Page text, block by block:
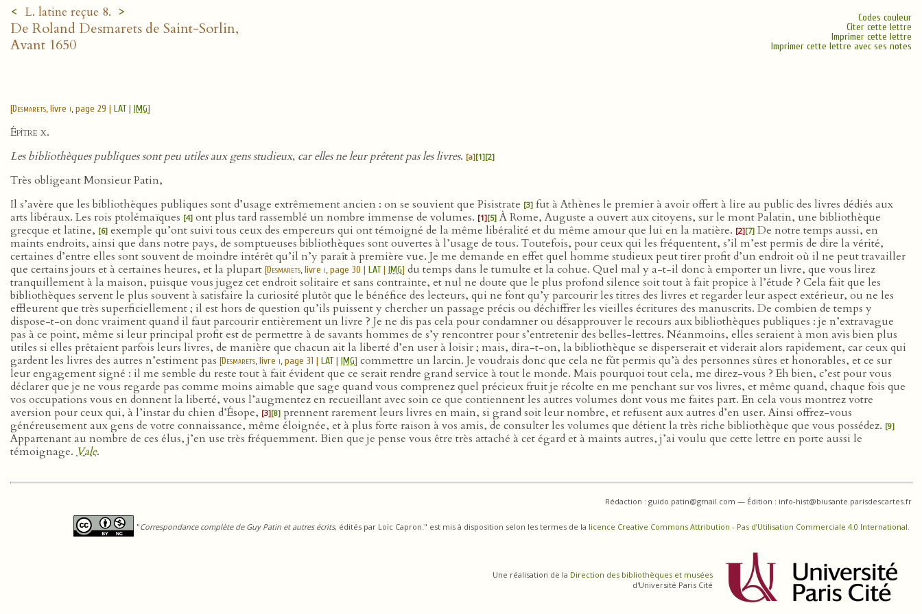
< L. latine reçue 8. >
De Roland Desmarets de Saint-Sorlin,
Avant 1650
Codes couleur
Citer cette lettre
Imprimer cette lettre
Imprimer cette lettre avec ses notes
[Desmarets, livre i, page 29 | LAT| IMG]
Épître x.
Les bibliothèques publiques sont peu utiles aux gens studieux, car elles ne leur prêtent pas les livres. [a][1][2]
Très obligeant Monsieur Patin,
Il s’avère que les bibliothèques publiques sont d’usage extrêmement ancien : on se souvient que Pisistrate [3] fut à Athènes le premier à avoir offert à lire au public des livres dédiés aux
arts libéraux. Les rois ptolémaïques [4] ont plus tard rassemblé un nombre immense de volumes. [1][5] À Rome, Auguste a ouvert aux citoyens, sur le mont Palatin, une bibliothèque
grecque et latine, [6] exemple qu’ont suivi tous ceux des empereurs qui ont témoigné de la même libéralité et du même amour que lui en la matière. [2][7] De notre temps aussi, en
maints endroits, ainsi que dans notre pays, de somptueuses bibliothèques sont ouvertes à l’usage de tous. Toutefois, pour ceux qui les fréquentent, s’il m’est permis de dire la vérité,
certaines d’entre elles sont souvent de moindre intérêt qu’il n’y paraît à première vue. Je me demande en effet quel homme studieux peut tirer profit d’un endroit où il ne peut travailler
que certains jours et à certaines heures, et la plupart [Desmarets, livre i, page 30 | LAT| IMG] du temps dans le tumulte et la cohue. Quel mal y a-t-il donc à emporter un livre, que vous lirez
tranquillement à la maison, puisque vous jugez cet endroit solitaire et sans contrainte, et nul ne doute que le plus profond silence soit tout à fait propice à l’étude ? Cela fait que les
bibliothèques servent le plus souvent à satisfaire la curiosité plutôt que le bénéfice des lecteurs, qui ne font qu’y parcourir les titres des livres et regarder leur aspect extérieur, ou ne les
effleurent que très superficiellement ; il est hors de question qu’ils puissent y chercher un passage précis ou déchiffrer les vieilles écritures des manuscrits. De combien de temps y
dispose-t-on donc vraiment quand il faut parcourir entièrement un livre ? Je ne dis pas cela pour condamner ou désapprouver le recours aux bibliothèques publiques : je n’extravague
pas à ce point, même si leur principal profit est de permettre à de savants hommes de s’y rencontrer pour s’entretenir des belles-lettres. Néanmoins, elles seraient à mon avis bien plus
utiles si elles prêtaient parfois leurs livres, de manière que chacun ait la liberté d’en user à loisir ; mais, dira-t-on, la bibliothèque se disperserait et viderait alors rapidement, car ceux qui
gardent les livres des autres n’estiment pas [Desmarets, livre i, page 31 | LAT| IMG] commettre un larcin. Je voudrais donc que cela ne fût permis qu’à des personnes sûres et honorables, et ce sur
leur engagement signé : il me semble du reste tout à fait évident que ce serait rendre grand service à tout le monde. Mais pourquoi tout cela, me direz-vous ? Eh bien, c’est pour vous
déclarer que je ne vous regarde pas comme moins aimable que sage quand vous comprenez quel précieux fruit je récolte en me penchant sur vos livres, et même quand, chaque fois que
vos occupations vous en donnent la liberté, vous l’augmentez en recueillant avec soin ce que contiennent les autres volumes dont vous me faites part. En cela vous montrez votre
aversion pour ceux qui, à l’instar du chien d’Ésope, [3][8] prennent rarement leurs livres en main, si grand soit leur nombre, et refusent aux autres d’en user. Ainsi offrez-vous
généreusement aux gens de votre connaissance, même éloignée, et à plus forte raison à vos amis, de consulter les volumes que détient la très riche bibliothèque que vous possédez. [9]
Appartenant au nombre de ces élus, j’en use très fréquemment. Bien que je pense vous être très attaché à cet égard et à maints autres, j’ai voulu que cette lettre en porte aussi le
témoignage. Vale.
Rédaction : guido.patin@gmail.com — Édition : info-hist@biusante.parisdescartes.fr
"Correspondance complète de Guy Patin et autres écrits, édités par Loïc Capron." est mis à disposition selon les termes de la licence Creative Commons Attribution - Pas d’Utilisation Commerciale 4.0 International.
Une réalisation de la Direction des bibliothèques et musées
d'Université Paris Cité